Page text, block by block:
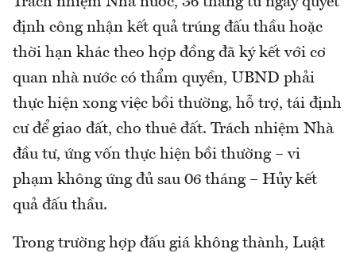
định công nhận kết quả trúng đấu thầu hoặc
thời hạn khác theo hợp đồng đã ký kết với cơ
quan nhà nước có thẩm quyền, UBND phải
thực hiện xong việc bồi thường, hỗ trợ, tái định
cư để giao đất, cho thuê đất. Trách nhiệm Nhà
đầu tư, ứng vốn thực hiện bồi thường – vi
phạm không ứng đủ sau 06 tháng – Hủy kết
quả đấu thầu.
Trong trường hợp đấu giá không thành, Luật